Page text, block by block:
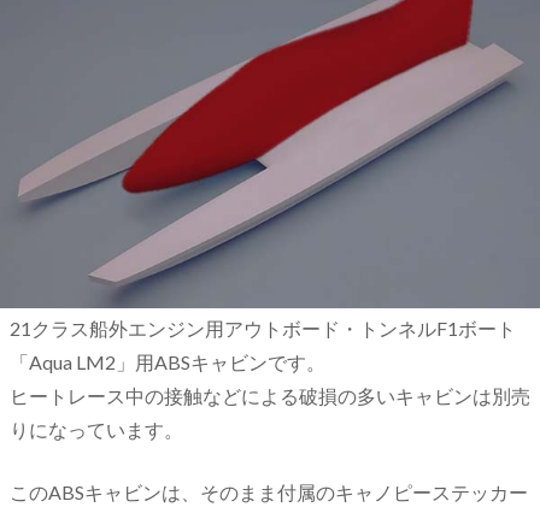
21クラス船外エンジン用アウトボード・トンネルF1ボート
「Aqua LM2」用ABSキャビンです。
ヒートレース中の接触などによる破損の多いキャビンは別売
りになっています。
このABSキャビンは、そのまま付属のキャノピーステッカー